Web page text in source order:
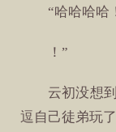
“哈哈哈哈
！”
云初没想
逗自己徒弟玩了